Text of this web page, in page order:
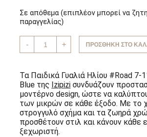
Σε απόθεμα (επιπλέον μπορεί να
παραγγελίας)
-
Παιδικά
Γυαλιά
Ηλίου
7-
11
Ετών
Frozen
Blue
Izipizi
ποσότητα
+ ΠΡΟΣΘΉΚΗ ΣΤΟ
Τα Παιδικά Γυαλιά Ηλίου #Road 7-
Blue της Izipizi συνδυάζουν
μοντέρνο design, ώστε να
των μικρών σε κάθε έξοδο. Με το
στρογγυλό σχήμα και τα ζωηρά
προσθέτουν στιλ και κάνουν κάθε
ξεχωριστή.